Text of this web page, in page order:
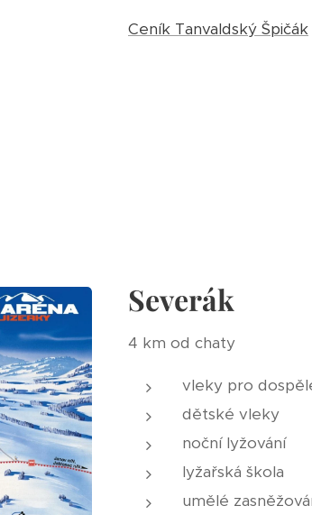
Ceník Tanvaldský Špičák
Severák
4 km od chaty
vleky pro
dětské vleky
noční lyžování
lyžařská škola
umělé